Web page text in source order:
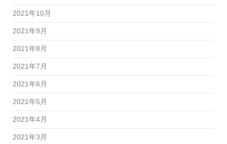
2021年10月
2021年9月
2021年8月
2021年7月
2021年6月
2021年5月
2021年4月
2021年3月